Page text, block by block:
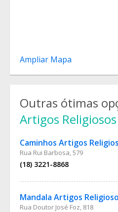
Ampliar Mapa
Outras ótimas
Artigos Religiosos
Caminhos Artigos
Rua Rui Barbosa, 579
(18) 3221-8868
Mandala Artigos
Rua Doutor José Foz, 818